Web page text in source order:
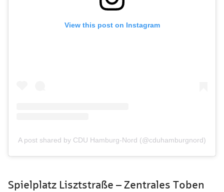
View this post on Instagram
A post shared by CDU Hamburg-Nord (@cduhamburgnord)
Spielplatz Lisztstraße – Zentrales Toben